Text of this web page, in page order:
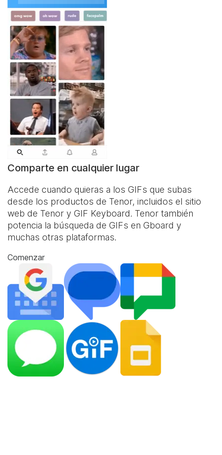
Comparte en cualquier lugar
Accede cuando quieras a los GIFs que subas
desde los productos de Tenor, incluidos el sitio
web de Tenor y GIF Keyboard. Tenor también
potencia la búsqueda de GIFs en Gboard y
muchas otras plataformas.
Comenzar